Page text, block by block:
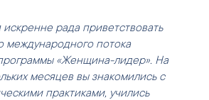
искренне рада приветствовать
международного потока
«Женщина-лидер». На
месяцев вы знакомились с
практиками, учились